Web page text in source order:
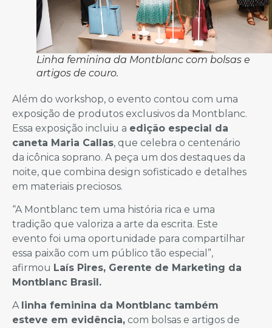
Linha feminina da Montblanc com bolsas e
artigos de couro.
Além do workshop, o evento contou com uma
exposição de produtos exclusivos da Montblanc.
Essa exposição incluiu a edição especial da
caneta Maria Callas, que celebra o centenário
da icônica soprano. A peça um dos destaques da
noite, que combina design sofisticado e detalhes
em materiais preciosos.
“A Montblanc tem uma história rica e uma
tradição que valoriza a arte da escrita. Este
evento foi uma oportunidade para compartilhar
essa paixão com um público tão especial”,
afirmou Laís Pires, Gerente de Marketing da
Montblanc Brasil.
A linha feminina da Montblanc também
esteve em evidência, com bolsas e artigos de